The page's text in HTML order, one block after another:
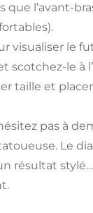
que l’avant-
visualiser le
scotchez-le à
taille et
pas à
Le
résultat